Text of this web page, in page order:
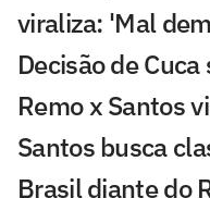
viraliza: 'Mal
Decisão de
Remo x Santos
Santos busca
Brasil diante do